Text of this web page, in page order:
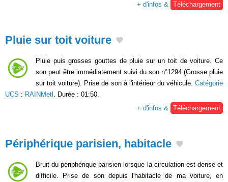
+ d'infos & Téléchargement
Pluie sur toit voiture
Pluie puis grosses gouttes de pluie sur un toit de voiture. Ce
son peut être immédiatement suivi du son n°1294 (Grosse pluie
sur toit voiture). Prise de son à l'intérieur du véhicule. Catégorie
UCS : RAINMetl
. Durée : 01:50.
+ d'infos &
Téléchargement
Périphérique parisien, habitacle
Bruit du périphérique parisien lorsque la circulation est dense et
difficile. Prise de son depuis l'habitacle de ma voiture, en